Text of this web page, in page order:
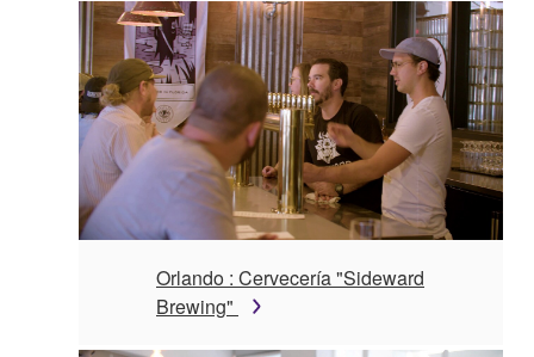
Orlando : Cervecería "Sideward
Brewing"